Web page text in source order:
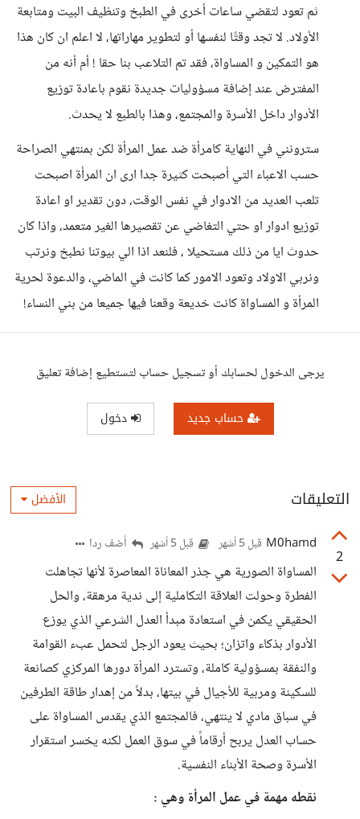
ثم تعود لتقضي ساعات أخرى في الطبخ وتنظيف البيت ومتابعة
الأولاد. لا تجد وقتًا لنفسها أو لتطوير مهاراتها، لا اعلم ان كان هذا
هو التمكين و المساواة، فقد تم التلاعب بنا حقا ! أم أنه من
المفترض عند إضافة مسؤوليات جديدة نقوم باعادة توزيع
الأدوار داخل الأسرة والمجتمع، وهذا بالطبع لا يحدث.
سترونني في النهاية كامرأة ضد عمل المرأة لكن بمنتهي الصراحة
حسب الاعباء التي أصبحت كثيرة جدا ارى ان المرأة اصبحت
تلعب العديد من الادوار في نفس الوقت، دون تقدير او اعادة
توزيع ادوار او حتي التغاضي عن تقصيرها الغير متعمد، واذا كان
حدوث ايا من ذلك مستحيلا ، فلنعد اذا الي بيوتنا نطبخ ونرتب
ونربي الاولاد وتعود الامور كما كانت في الماضي، والدعوة لحرية
المرأة و المساواة كانت خديعة وقعنا فيها جميعا من بني النساء!
يرجى الدخول لحسابك أو تسجيل حساب لتستطيع إضافة تعليق
حساب جديد دخول
التعليقات الأفضل
2
M0hamd قبل 5 أشهر قبل 5 أشهر أضف ردا
المساواة الصورية هي جذر المعاناة المعاصرة لأنها تجاهلت
الفطرة وحولت العلاقة التكاملية إلى ندية مرهقة، والحل
الحقيقي يكمن في استعادة مبدأ العدل الشرعي الذي يوزع
الأدوار بذكاء واتزان؛ بحيث يعود الرجل لتحمل عبء القوامة
والنفقة بمسؤولية كاملة، وتسترد المرأة دورها المركزي كصانعة
للسكينة ومربية للأجيال في بيتها، بدلاً من إهدار طاقة الطرفين
في سباق مادي لا ينتهي، فالمجتمع الذي يقدس المساواة على
حساب العدل يربح أرقاماً في سوق العمل لكنه يخسر استقرار
الأسرة وصحة الأبناء النفسية.
نقطه مهمة في عمل المرأة وهي :